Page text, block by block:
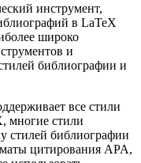
инструмент,
в LaTeX
широко
и
библиографии и
все стили
многие стили
стилей библиографии
цитирования APA,